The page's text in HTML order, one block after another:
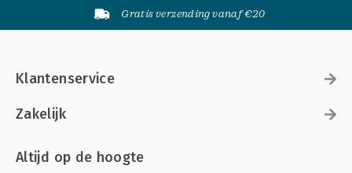
Gratis verzending vanaf €20
Klantenservice
Zakelijk
Altijd op de hoogte